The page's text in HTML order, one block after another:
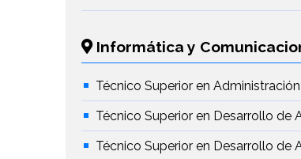
Informática y
Técnico Superior en
Técnico Superior en Desarrollo
Técnico Superior en Desarrollo de